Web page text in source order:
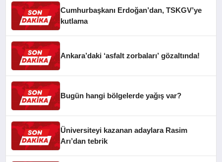
Cumhurbaşkanı Erdoğan’dan, TSKGV’ye
kutlama
Ankara’daki ‘asfalt zorbaları’ gözaltında!
Bugün hangi bölgelerde yağış var?
Üniversiteyi kazanan adaylara Rasim
Arı’dan tebrik